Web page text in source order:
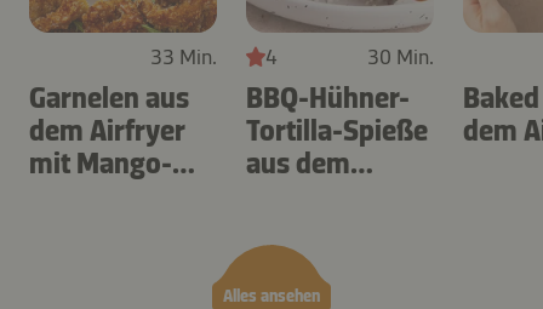
Alles ansehen
33 Min.
Garnelen aus
dem Airfryer
mit Mango-
4 30 Min.
BBQ-Hühner-
Tortilla-Spieße
aus dem
dem